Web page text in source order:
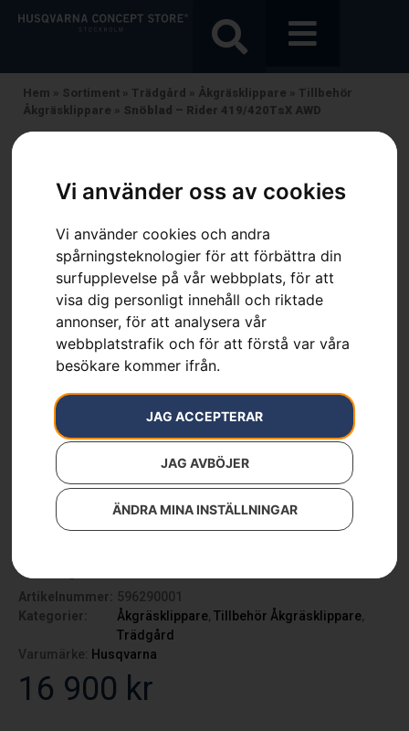
Vi använder oss av cookies
Vi använder cookies och andra
spårningsteknologier för att förbättra din
surfupplevelse på vår webbplats, för att
visa dig personligt innehåll och riktade
annonser, för att analysera vår
webbplatstrafik och för att förstå var våra
besökare kommer ifrån.
JAG ACCEPTERAR
JAG AVBÖJER
ÄNDRA MINA INSTÄLLNINGAR
Hem » Sortiment » Trädgård » Åkgräsklippare » Tillbehör
Åkgräsklippare » Snöblad – Rider 419/420TsX AWD
Snöblad – Rider
419/420TsX AWD
Artikelnummer:
596290001
Kategorier:
Åkgräsklippare, Tillbehör Åkgräsklippare,
Trädgård
Varumärke:
Husqvarna
16 900 kr